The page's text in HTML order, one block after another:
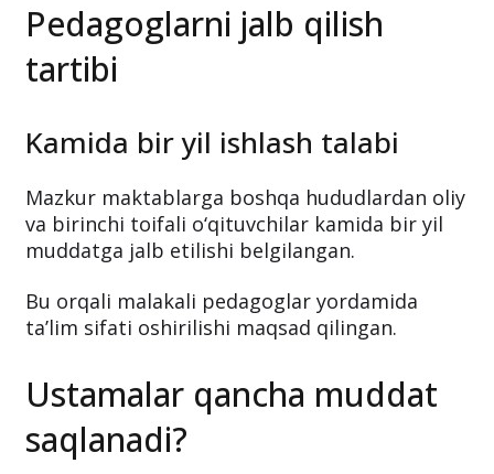
Pedagoglarni jalb qilish
tartibi
Kamida bir yil ishlash talabi
Mazkur maktablarga boshqa hududlardan oliy
va birinchi toifali o‘qituvchilar kamida bir yil
muddatga jalb etilishi belgilangan.
Bu orqali malakali pedagoglar yordamida
ta’lim sifati oshirilishi maqsad qilingan.
Ustamalar qancha muddat
saqlanadi?